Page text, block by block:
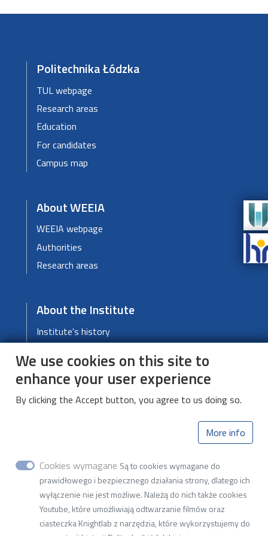
Institute of Applied
Computer Science
Bohdana Stefanowskiego 18, 90-537
Łódź
Tel: (+48) 42 631 2750
Politechnika Łódzka
TUL webpage
Research areas
Education
For candidates
Campus map
About WEEIA
WEEIA webpage
Authorities
Research areas
About the Institute
Institute's history
Room reservation
Research areas
Deklaracja dostępności cyfrowej
We use cookies on this site to
enhance your user experience
By clicking the Accept button, you agree to us doing so.
More info
Cookies wymagane Są to cookies wymagane do
prawidłowego i bezpiecznego działania strony, dlatego ich
wyłączenie nie jest możliwe. Należą do nich także cookies
Youtube, które umożliwiają odtwarzanie filmów oraz
ciasteczka Knightlab z narzędzia, które wykorzystujemy do